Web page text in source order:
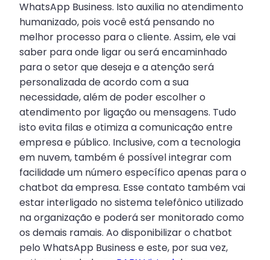
WhatsApp Business. Isto auxilia no atendimento
humanizado, pois você está pensando no
melhor processo para o cliente. Assim, ele vai
saber para onde ligar ou será encaminhado
para o setor que deseja e a atenção será
personalizada de acordo com a sua
necessidade, além de poder escolher o
atendimento por ligação ou mensagens. Tudo
isto evita filas e otimiza a comunicação entre
empresa e público. Inclusive, com a tecnologia
em nuvem, também é possível integrar com
facilidade um número específico apenas para o
chatbot da empresa. Esse contato também vai
estar interligado no sistema telefônico utilizado
na organização e poderá ser monitorado como
os demais ramais. Ao disponibilizar o chatbot
pelo WhatsApp Business e este, por sua vez,